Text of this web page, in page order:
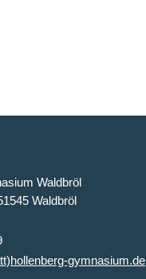
Waldbröl
Waldbröl
gymnasium.de